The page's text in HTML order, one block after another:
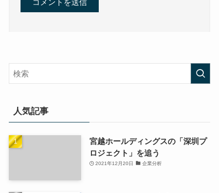
人気記事
宮越ホールディングスの「深圳プ
ロジェクト」を追う
2021年12月20日 企業分析